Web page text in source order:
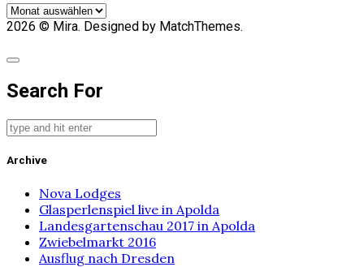
Archiv
2026 © Mira. Designed by MatchThemes.
Search For
Archive
Nova Lodges
Glasperlenspiel live in Apolda
Landesgartenschau 2017 in Apolda
Zwiebelmarkt 2016
Ausflug nach Dresden